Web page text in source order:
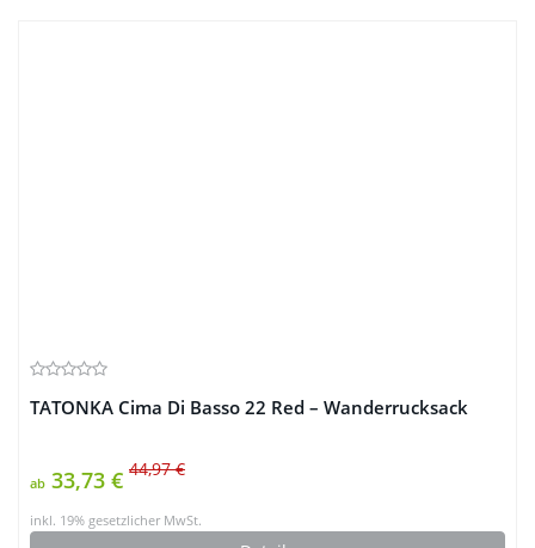
TATONKA Cima Di Basso 22 Red – Wanderrucksack
ab 33,73 € 44,97 €
inkl. 19% gesetzlicher MwSt.